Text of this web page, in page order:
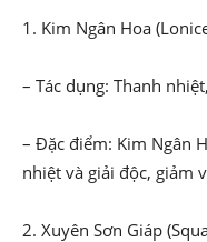
1. Kim Ngân Hoa
– Tác dụng: Thanh
– Đặc điểm: Kim Ngân
nhiệt và giải độc, giảm
2. Xuyên Sơn Giáp